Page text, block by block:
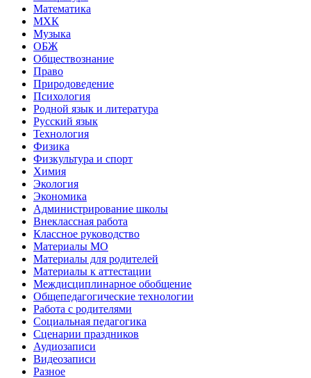
Математика
МХК
Музыка
ОБЖ
Обществознание
Право
Природоведение
Психология
Родной язык и литература
Русский язык
Технология
Физика
Физкультура и спорт
Химия
Экология
Экономика
Администрирование школы
Внеклассная работа
Классное руководство
Материалы МО
Материалы для родителей
Материалы к аттестации
Междисциплинарное обобщение
Общепедагогические технологии
Работа с родителями
Социальная педагогика
Сценарии праздников
Аудиозаписи
Видеозаписи
Разное